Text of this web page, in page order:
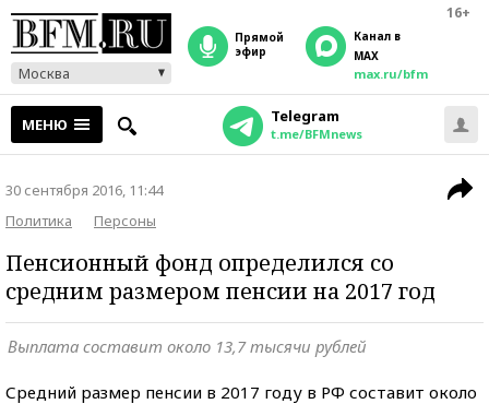
16+
Москва
прямой
эфир
Канал в
MAX
max.ru/bfm
МЕНЮ Telegram
t.me/BFMnews
30 сентября 2016, 11:44
Политика
Персоны
Пенсионный фонд определился со
средним размером пенсии на 2017 год
Выплата составит около 13,7 тысячи рублей
Средний размер пенсии в 2017 году в РФ составит около